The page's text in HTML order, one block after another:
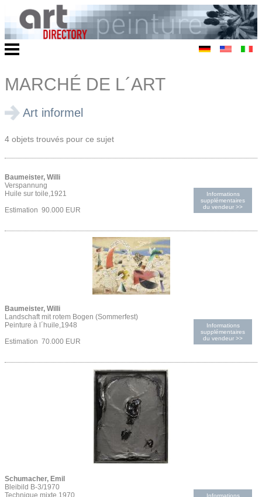
MARCHÉ DE L´ART
Art informel
4 objets trouvés pour ce sujet
Baumeister, Willi
Verspannung
Huile sur toile,1921
Estimation 90.000 EUR
Informations
supplémentaires
du vendeur >>
Baumeister, Willi
Landschaft mit rotem Bogen (Sommerfest)
Peinture à l´huile,1948
Estimation 70.000 EUR
Informations
supplémentaires
du vendeur >>
Schumacher, Emil
Bleibild B-3/1970